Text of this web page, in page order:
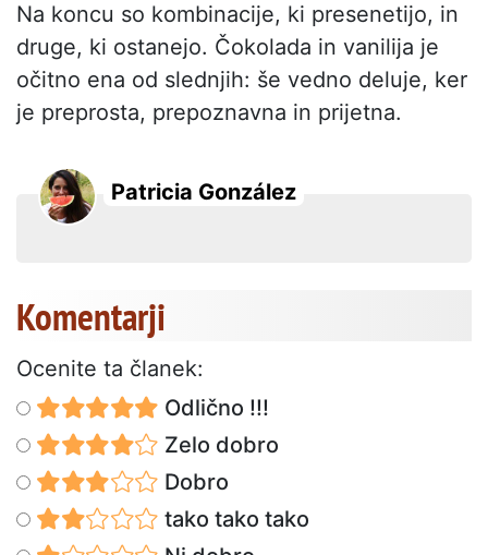
Na koncu so kombinacije, ki presenetijo, in
druge, ki ostanejo. Čokolada in vanilija je
očitno ena od slednjih: še vedno deluje, ker
je preprosta, prepoznavna in prijetna.
Patricia González
Komentarji
Ocenite ta članek:
Odlično !!!
Zelo dobro
Dobro
tako tako tako